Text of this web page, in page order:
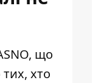
що
хто